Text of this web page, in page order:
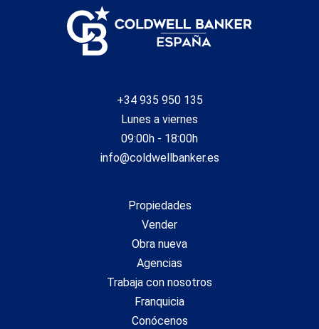
+34 935 950 135
Lunes a viernes
09:00h - 18:00h
info@coldwellbanker.es
Propiedades
Vender
Obra nueva
Agencias
Trabaja con nosotros
Franquicia
Conócenos